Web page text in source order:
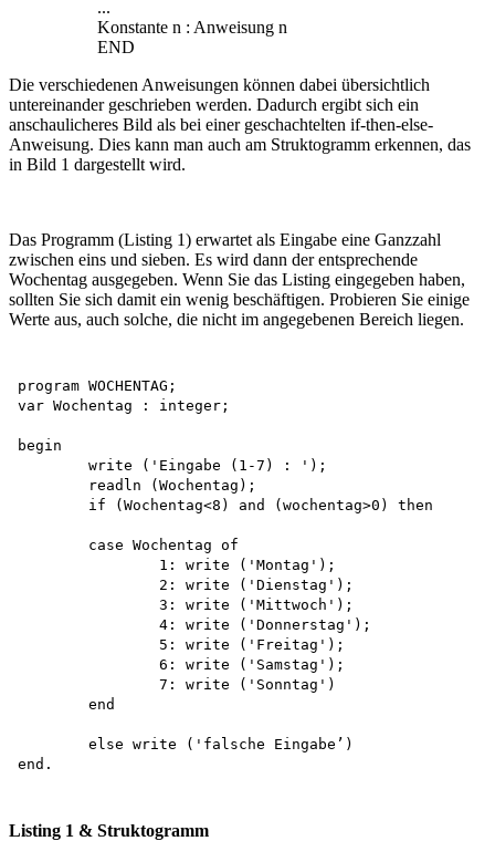
...
Konstante n : Anweisung n
END
Die verschiedenen Anweisungen können dabei übersichtlich
untereinander geschrieben werden. Dadurch ergibt sich ein
anschaulicheres Bild als bei einer geschachtelten if-then-else-
Anweisung. Dies kann man auch am Struktogramm erkennen, das
in Bild 1 dargestellt wird.
Das Programm (Listing 1) erwartet als Eingabe eine Ganzzahl
zwischen eins und sieben. Es wird dann der entsprechende
Wochentag ausgegeben. Wenn Sie das Listing eingegeben haben,
sollten Sie sich damit ein wenig beschäftigen. Probieren Sie einige
Werte aus, auch solche, die nicht im angegebenen Bereich liegen.
program WOCHENTAG;
var Wochentag :	integer;
begin
Listing 1 & Struktogramm